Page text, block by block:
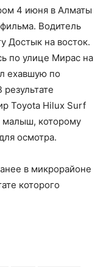
4 июня в Алматы
Водитель
Достык на восток.
по улице Мирас на
ехавшую по
Toyota Hilux Surf
малыш, которому
осмотра.
в микрорайоне
которого